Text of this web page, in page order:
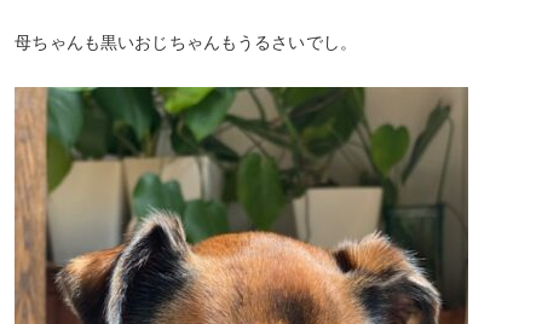
母ちゃんも黒いおじちゃんもうるさいでし。